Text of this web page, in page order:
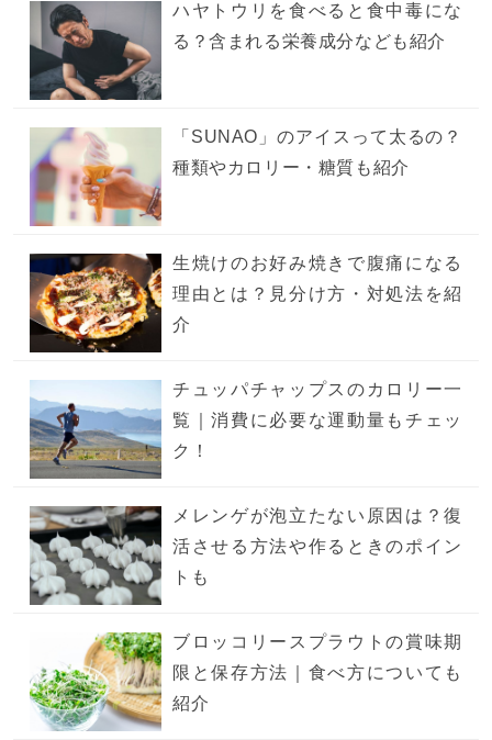
ハヤトウリを食べると食中毒にな
る？含まれる栄養成分なども紹介
「SUNAO」のアイスって太るの？
種類やカロリー・糖質も紹介
生焼けのお好み焼きで腹痛になる
理由とは？見分け方・対処法を紹
介
チュッパチャップスのカロリー一
覧｜消費に必要な運動量もチェッ
ク！
メレンゲが泡立たない原因は？復
活させる方法や作るときのポイン
トも
ブロッコリースプラウトの賞味期
限と保存方法｜食べ方についても
紹介